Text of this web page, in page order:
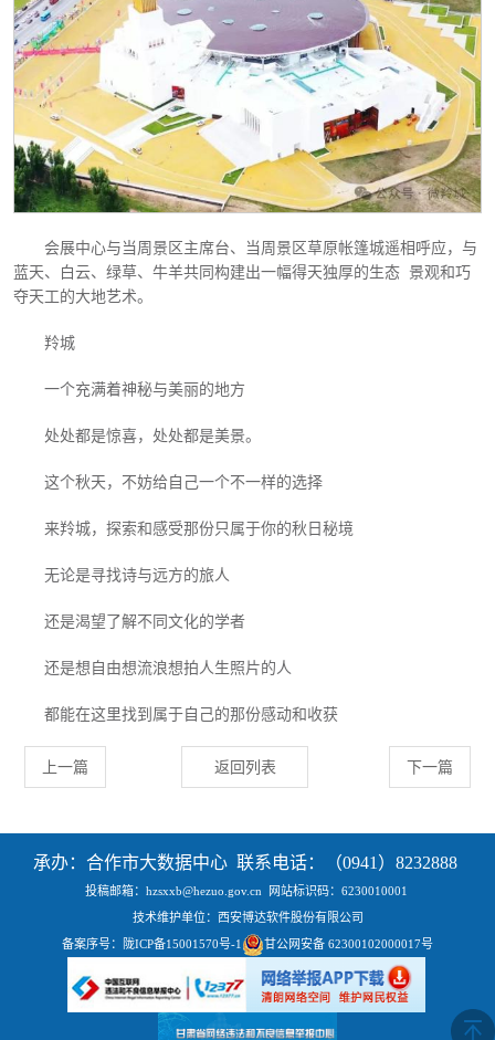
会展中心与当周景区主席台、当周景区草原帐篷城遥相呼应，与
蓝天、白云、绿草、牛羊共同构建出一幅得天独厚的生态 景观和巧
夺天工的大地艺术。
羚城
一个充满着神秘与美丽的地方
处处都是惊喜，处处都是美景。
这个秋天，不妨给自己一个不一样的选择
来羚城，探索和感受那份只属于你的秋日秘境
无论是寻找诗与远方的旅人
还是渴望了解不同文化的学者
还是想自由想流浪想拍人生照片的人
都能在这里找到属于自己的那份感动和收获
上一篇 返回列表 下一篇
承办：合作市大数据中心 联系电话：（0941）8232888
投稿邮箱：hzsxxb@hezuo.gov.cn
网站标识码：6230010001
技术维护单位：西安博达软件股份有限公司
备案序号：
陇ICP备15001570号-1 甘公网安备 62300102000017号